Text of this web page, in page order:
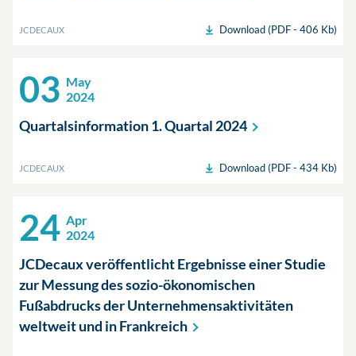
JCDECAUX Download (PDF - 406 Kb)
03 May
2024
Quartalsinformation 1. Quartal 2024
JCDECAUX Download (PDF - 434 Kb)
24 Apr
2024
JCDecaux veröffentlicht Ergebnisse einer Studie
zur Messung des sozio-ökonomischen
Fußabdrucks der Unternehmensaktivitäten
weltweit und inFrankreich